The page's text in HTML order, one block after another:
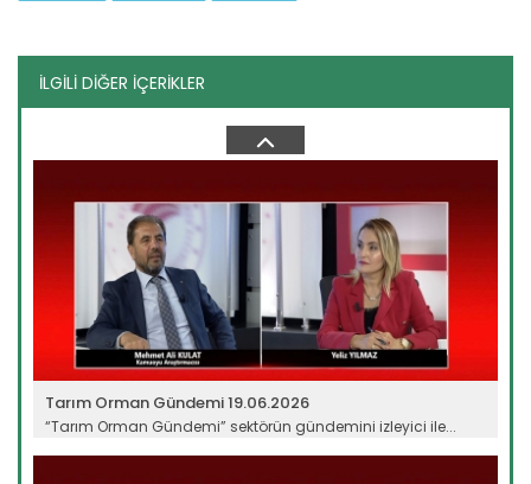
İLGİLİ DİĞER İÇERİKLER
Tarım Orman Gündemi 09.06.2026
“Tarım Orman Gündemi” sektörün gündemini izleyici ile...
Devamını Oku ->
Tarım Orman Gündemi 19.06.2026
“Tarım Orman Gündemi” sektörün gündemini izleyici ile...
Devamını Oku ->